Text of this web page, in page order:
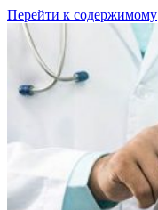
Перейти к содержимому